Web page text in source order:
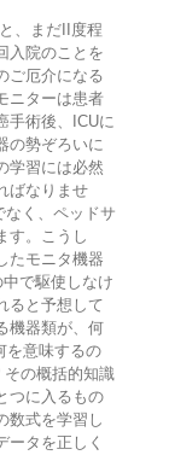
、まだII度程
入院のことを
ご厄介になる
ニターは患者
手術後、ICUに
の勢ぞろいに
学習には必然
ばなりませ
なく、ペッドサ
す。こうし
たモニタ機器
で駆使しなけ
ると予想して
機器類が、何
を意味するの
の概括的知識
つに入るもの
数式を学習し
ータを正しく